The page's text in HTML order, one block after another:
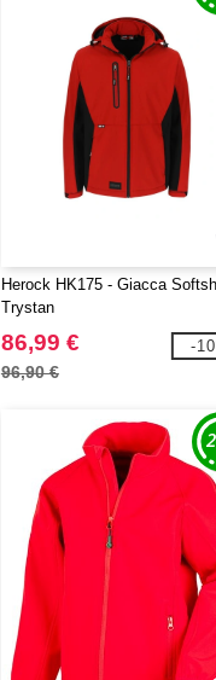
Herock HK175 - Giacca
Trystan
86,99 €
96,90 €
-